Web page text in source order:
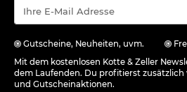
Gutscheine, Neuheiten, uvm.
Mit dem kostenlosen Kotte & Zeller
dem Laufenden. Du profitierst
und Gutscheinaktionen.